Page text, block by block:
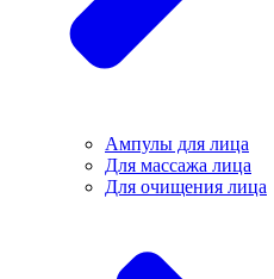
Ампулы для лица
Для массажа лица
Для очищения лица